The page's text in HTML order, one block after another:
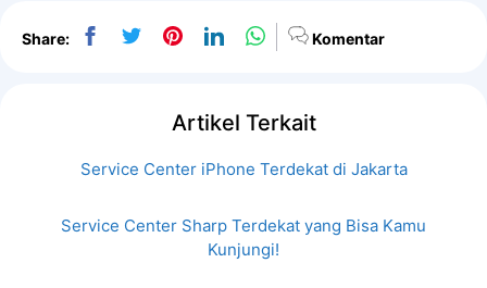
Share: Komentar
Artikel Terkait
Service Center iPhone Terdekat di Jakarta
Service Center Sharp Terdekat yang Bisa Kamu
Kunjungi!